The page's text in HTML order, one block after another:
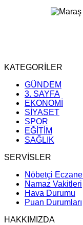
KATEGORİLER
GÜNDEM
3. SAYFA
EKONOMİ
SİYASET
SPOR
EĞİTİM
SAĞLIK
SERVİSLER
Nöbetçi
Namaz Vakitleri
Hava Durumu
Puan Durumları
HAKKIMIZDA